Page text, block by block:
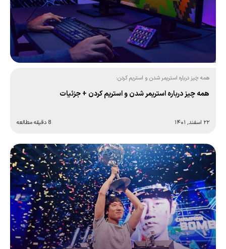
همه چیز درباره استریمر شدن و استریم کردن:
همه چیز درباره استریمر شدن و استریم کردن + جزئیات
۲۲ اسفند, ۱۴۰۱ 8 دقیقه مطالعه